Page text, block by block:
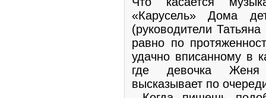
«Карусель» Дома
(руководители
равно по
удачно вписанному в
где девочка
высказывает по